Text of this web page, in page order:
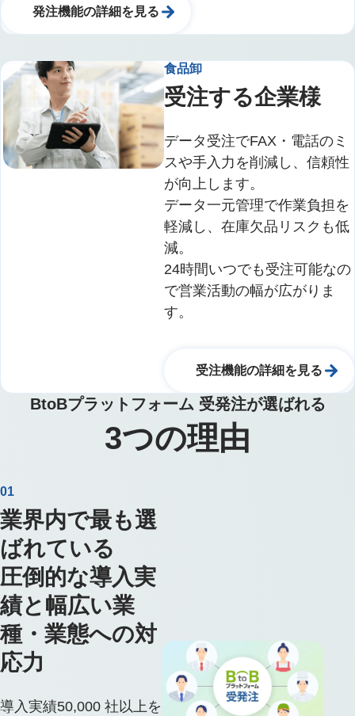
発注機能の詳細を見る
食品卸
受注する企業様
データ受注でFAX・電話のミ
スや手入力を削減し、信頼性
が向上します。
データ一元管理で作業負担を
軽減し、在庫欠品リスクも低
減。
24時間いつでも受注可能なの
で営業活動の幅が広がりま
す。
受注機能の詳細を見る
BtoBプラットフォーム 受発注が選ばれる
3つの理由
01
業界内で最も選
ばれている
圧倒的な導入実
績と幅広い業
種・業態への対
応力
導入実績50,000 社以上を